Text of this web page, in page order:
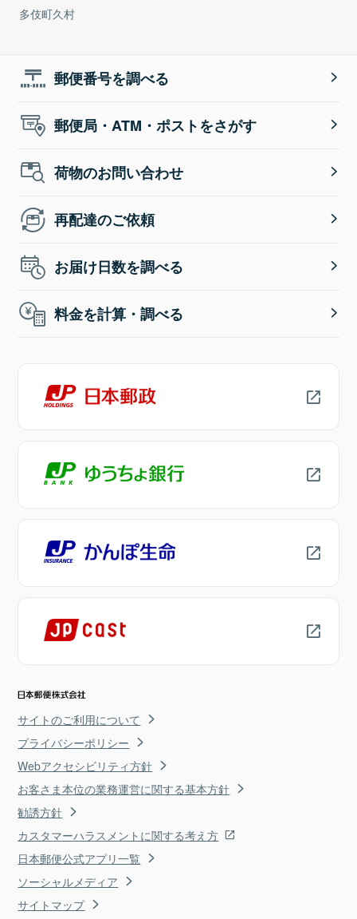
多伎町久村
郵便番号を調べる
郵便局・ATM・ポストをさがす
荷物のお問い合わせ
再配達のご依頼
お届け日数を調べる
料金を計算・調べる
サイトのご利用について
プライバシーポリシー
Webアクセシビリティ方針
お客さま本位の業務運営に関する基本方針
勧誘方針
カスタマーハラスメントに関する考え方
日本郵便公式アプリ一覧
ソーシャルメディア
サイトマップ